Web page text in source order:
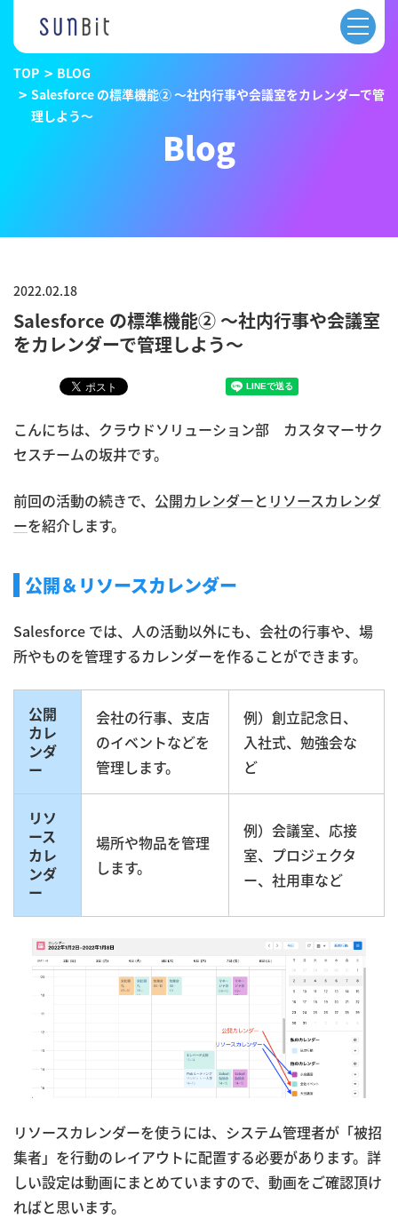
Blog
2022.02.18
Salesforce の標準機能② 〜社内行事や会議室
をカレンダーで管理しよう〜
こんにちは、クラウドソリューション部 カスタマーサク
セスチームの坂井です。
前回の活動の続きで、 公開カレンダーと リソースカレンダ
ーを紹介します。
公開＆リソースカレンダー
Salesforce では、人の活動以外にも、会社の行事や、場
所やものを管理するカレンダーを作ることができます。
公開
カレ
ンダ
ー
会社の行事、支店
のイベントなどを
管理します。
例）創立記念日、
入社式、勉強会な
ど
リソ
ース
カレ
ンダ
ー
場所や物品を管理
します。
例）会議室、応接
室、プロジェクタ
ー、社用車など
リソースカレンダーを使うには、システム管理者が「被招
集者」を行動のレイアウトに配置する必要があります。詳
しい設定は動画にまとめていますので、動画をご確認頂け
ればと思います。
TOP
BLOG
Salesforce の標準機能② 〜社内行事や会議室をカレンダーで管
理しよう〜